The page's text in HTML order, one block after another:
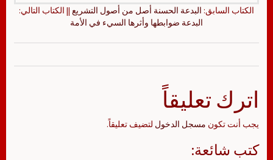
الكتاب السابق: البدعة الحسنة أصل من أصول التشريع || الكتاب التالي:
البدعة ضوابطها وأثرها السيء في الأمة
اترك تعليقاً
يجب أنت تكون مسجل الدخول لتضيف تعليقاً.
كتب شائعة: